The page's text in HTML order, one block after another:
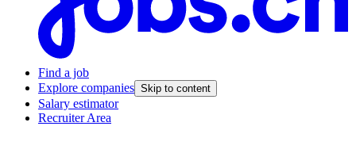
Find a job
Explore companies Skip to content
Salary estimator
Recruiter Area